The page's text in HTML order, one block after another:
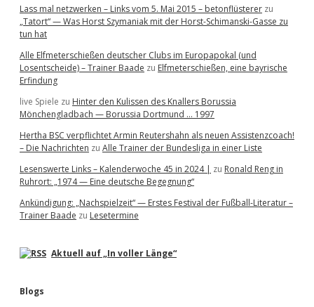
Lass mal netzwerken – Links vom 5. Mai 2015 – betonflüsterer zu
„Tatort“ — Was Horst Szymaniak mit der Horst-Schimanski-Gasse zu
tun hat
Alle Elfmeterschießen deutscher Clubs im Europapokal (und
Losentscheide) – Trainer Baade zu Elfmeterschießen, eine bayrische
Erfindung
live Spiele zu Hinter den Kulissen des Knallers Borussia
Mönchengladbach — Borussia Dortmund … 1997
Hertha BSC verpflichtet Armin Reutershahn als neuen Assistenzcoach!
– Die Nachrichten zu Alle Trainer der Bundesliga in einer Liste
Lesenswerte Links – Kalenderwoche 45 in 2024 | zu Ronald Reng in
Ruhrort: „1974 — Eine deutsche Begegnung“
Ankündigung: „Nachspielzeit“ — Erstes Festival der Fußball-Literatur –
Trainer Baade zu Lesetermine
Aktuell auf „In voller Länge“
Blogs